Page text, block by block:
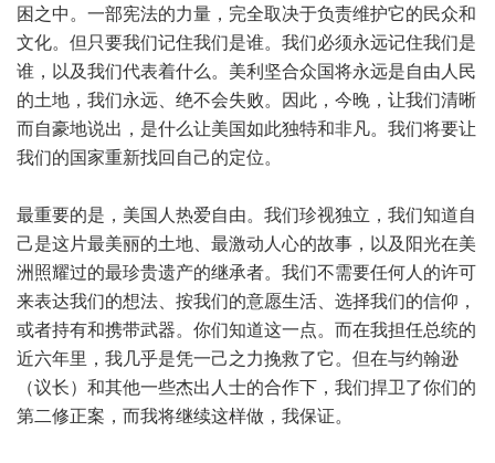
困之中。一部宪法的力量，完全取决于负责维护它的民众和
文化。但只要我们记住我们是谁。我们必须永远记住我们是
谁，以及我们代表着什么。美利坚合众国将永远是自由人民
的土地，我们永远、绝不会失败。因此，今晚，让我们清晰
而自豪地说出，是什么让美国如此独特和非凡。我们将要让
我们的国家重新找回自己的定位。
最重要的是，美国人热爱自由。我们珍视独立，我们知道自
己是这片最美丽的土地、最激动人心的故事，以及阳光在美
洲照耀过的最珍贵遗产的继承者。我们不需要任何人的许可
来表达我们的想法、按我们的意愿生活、选择我们的信仰，
或者持有和携带武器。你们知道这一点。而在我担任总统的
近六年里，我几乎是凭一己之力挽救了它。但在与约翰逊
（议长）和其他一些杰出人士的合作下，我们捍卫了你们的
第二修正案，而我将继续这样做，我保证。